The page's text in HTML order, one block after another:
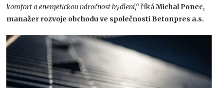
komfort a energetickou náročnost bydlení,“ říkáMichal Ponec,
manažer rozvoje obchodu ve společnosti Betonpres a.s.